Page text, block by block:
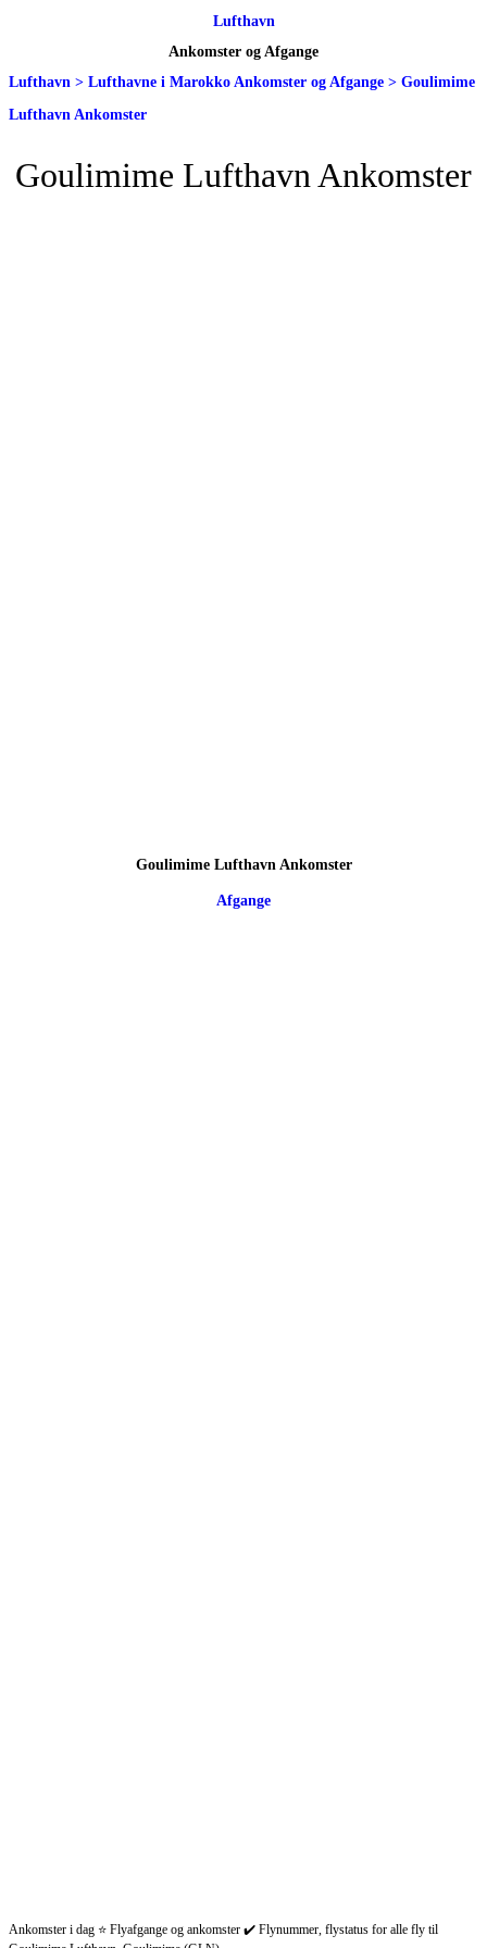
Lufthavn
Ankomster og Afgange
Lufthavn > Lufthavne i Marokko Ankomster og Afgange > Goulimime
Lufthavn Ankomster
Goulimime Lufthavn Ankomster
Goulimime Lufthavn Ankomster
Afgange
Ankomster i dag ⭐ Flyafgange og ankomster ✔️ Flynummer, flystatus for alle fly til